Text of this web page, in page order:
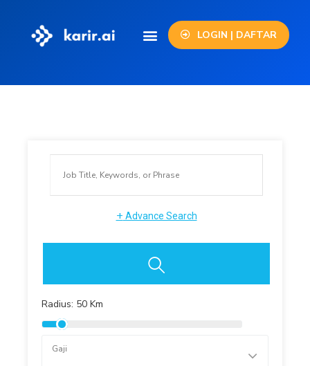
LOGIN | DAFTAR
+ Advance Search
Radius: 50 Km